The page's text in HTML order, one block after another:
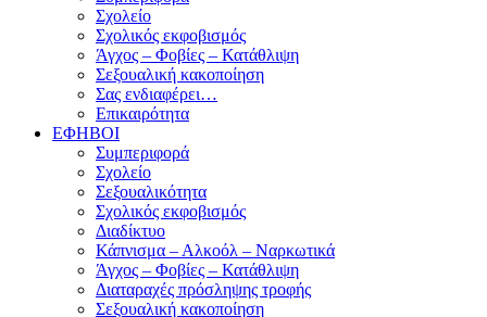
Σχολείο
Σχολικός εκφοβισμός
Άγχος – Φοβίες – Κατάθλιψη
Σεξουαλική κακοποίηση
Σας ενδιαφέρει…
Επικαιρότητα
ΕΦΗΒΟΙ
Συμπεριφορά
Σχολείο
Σεξουαλικότητα
Σχολικός εκφοβισμός
Διαδίκτυο
Κάπνισμα – Αλκοόλ – Ναρκωτικά
Άγχος – Φοβίες – Κατάθλιψη
Διαταραχές πρόσληψης τροφής
Σεξουαλική κακοποίηση